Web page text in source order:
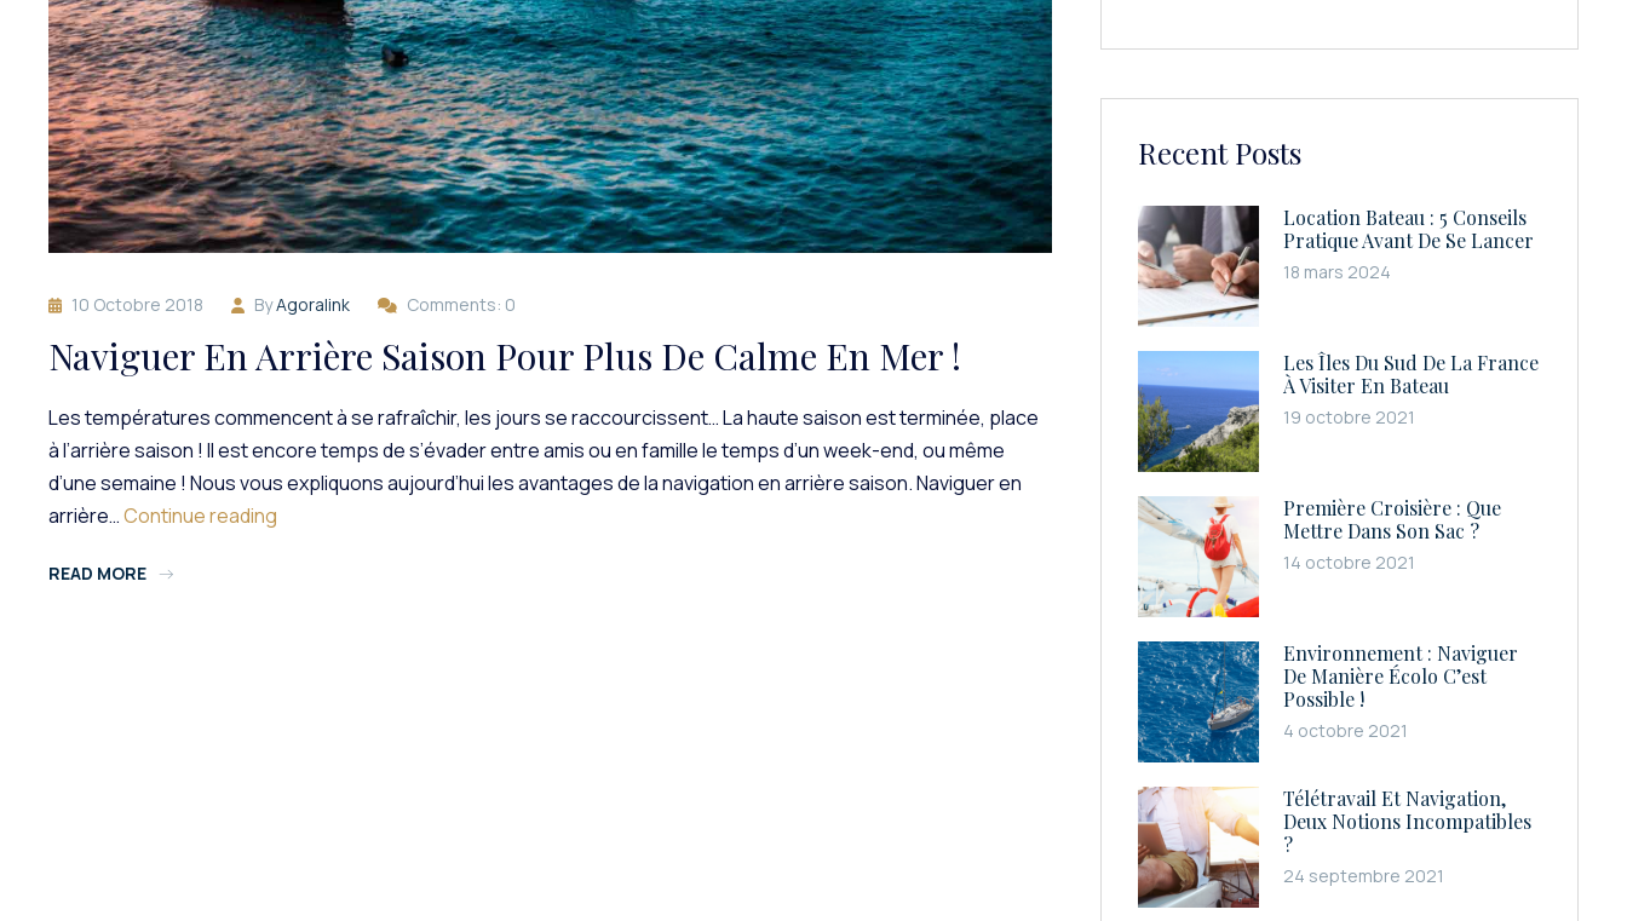
10 Octobre 2018 ByAgoralink Comments: 0
Naviguer En Arrière Saison Pour Plus De Calme En Mer !
Les températures commencent à se rafraîchir, les jours se raccourcissent… La haute saison est terminée, place
à l’arrière saison ! Il est encore temps de s’évader entre amis ou en famille le temps d’un week-end, ou même
d’une semaine ! Nous vous expliquons aujourd’hui les avantages de la navigation en arrière saison. Naviguer en
arrière…Continue reading
READ MORE
Recent Posts
Location Bateau : 5 Conseils
Pratique Avant De Se Lancer
18 mars 2024
Les Îles Du Sud De La France
À Visiter En Bateau
19 octobre 2021
Première Croisière : Que
Mettre Dans Son Sac ?
14 octobre 2021
Environnement : Naviguer
De Manière Écolo C’est
Possible !
4 octobre 2021
Télétravail Et Navigation,
Deux Notions Incompatibles
?
24 septembre 2021